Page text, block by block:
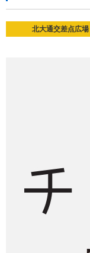
北大通交差点広場